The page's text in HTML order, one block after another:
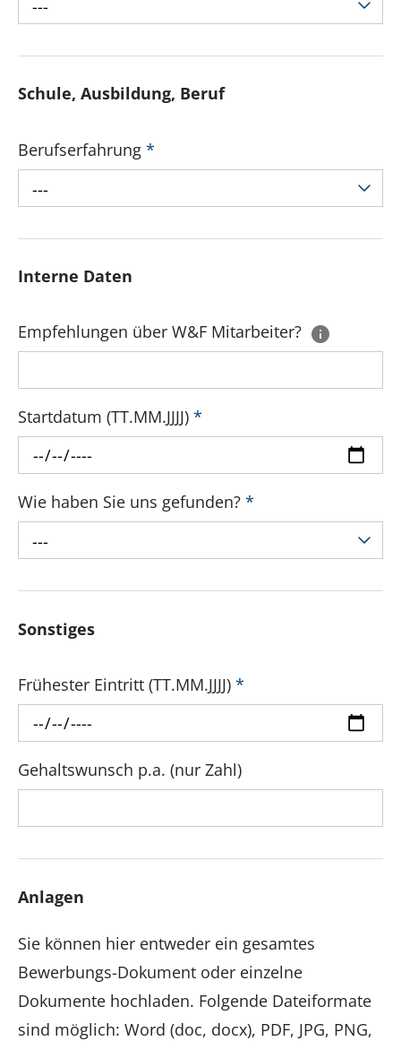
---
Schule, Ausbildung, Beruf
Berufserfahrung *
---
Interne Daten
Empfehlungen über W&F Mitarbeiter?
Startdatum (TT.MM.JJJJ) *
Wie haben Sie uns gefunden? *
---
Sonstiges
Frühester Eintritt (TT.MM.JJJJ) *
Gehaltswunsch p.a. (nur Zahl)
Anlagen
Sie können hier entweder ein gesamtes
Bewerbungs-Dokument oder einzelne
Dokumente hochladen. Folgende Dateiformate
sind möglich: Word (doc, docx), PDF, JPG, PNG,